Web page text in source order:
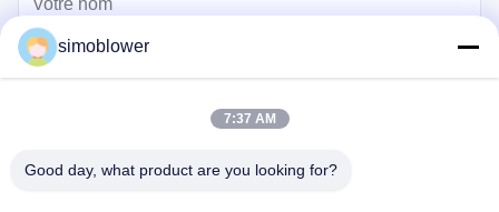
simoblower
7:37 AM
Good day, what product are you looking for?